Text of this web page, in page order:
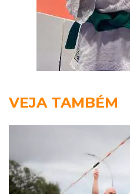
VEJA TAMBÉM